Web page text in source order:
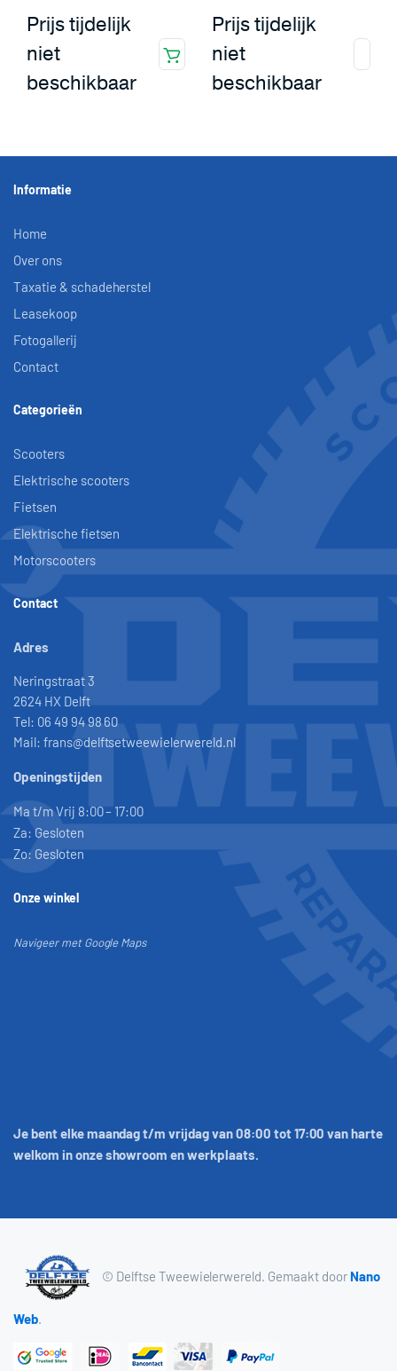
Prijs tijdelijk
niet
beschikbaar
Prijs tijdelijk
niet
beschikbaar
Informatie
Home
Over ons
Taxatie & schadeherstel
Leasekoop
Fotogallerij
Contact
Categorieën
Scooters
Elektrische scooters
Fietsen
Elektrische fietsen
Motorscooters
Contact
Adres
Neringstraat 3
2624 HX Delft
Tel: 06 49 94 98 60
Mail: frans@delftsetweewielerwereld.nl
Openingstijden
Ma t/m Vrij 8:00 – 17:00
Za: Gesloten
Zo: Gesloten
Onze winkel
Navigeer met Google Maps
Je bent elke maandag t/m vrijdag van 08:00 tot 17:00 van harte
welkom in onze showroom en werkplaats.
© Delftse Tweewielerwereld. Gemaakt door Nano
Web.